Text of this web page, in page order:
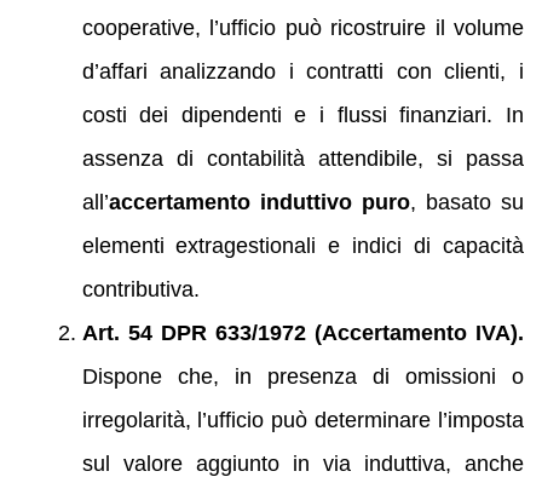
cooperative, l’ufficio può ricostruire il volume
d’affari analizzando i contratti con clienti, i
costi dei dipendenti e i flussi finanziari. In
assenza di contabilità attendibile, si passa
all’accertamento induttivo puro, basato su
elementi extragestionali e indici di capacità
contributiva.
Art. 54 DPR 633/1972 (Accertamento IVA).
Dispone che, in presenza di omissioni o
irregolarità, l’ufficio può determinare l’imposta
sul valore aggiunto in via induttiva, anche